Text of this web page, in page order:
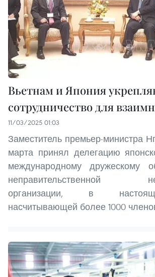
Вьетнам и Япония
сотрудничество для
11/03/2025 01:03
Заместитель премьер-министра
марта принял делегацию
международному дружескому
неправительственной
организации, в
насчитывающей более 1000